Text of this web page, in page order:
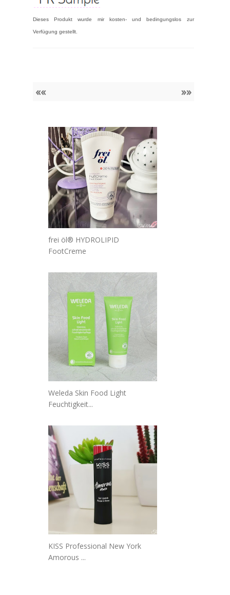
Dieses Produkt wurde mir kosten- und bedingungslos zur
Verfügung gestellt.
«« »»
frei öl® HYDROLIPID
FootCreme
Weleda Skin Food Light
Feuchtigkeit...
KISS Professional New York
Amorous ...